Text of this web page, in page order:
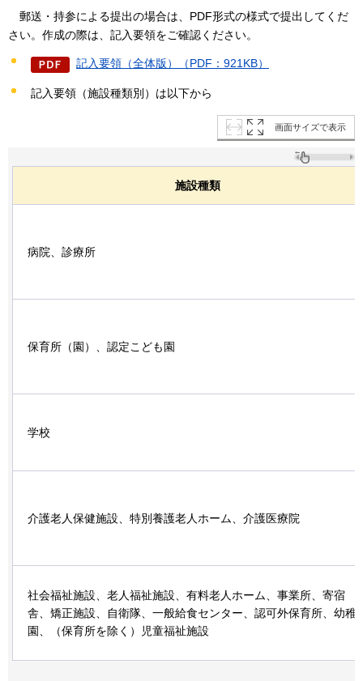
郵送・持参による提出の場合は、PDF形式の様式で提出してくだ
さい。作成の際は、記入要領をご確認ください。
記入要領（全体版）（PDF：921KB）
記入要領（施設種類別）は以下から
画面サイズで表示
施設種類
病院、診療所
保育所（園）、認定こども園
学校
介護老人保健施設、特別養護老人ホーム、介護医療院
社会福祉施設、老人福祉施設、有料老人ホーム、事業所、寄宿
舎、矯正施設、自衛隊、一般給食センター、認可外保育所、幼稚
園、（保育所を除く）児童福祉施設